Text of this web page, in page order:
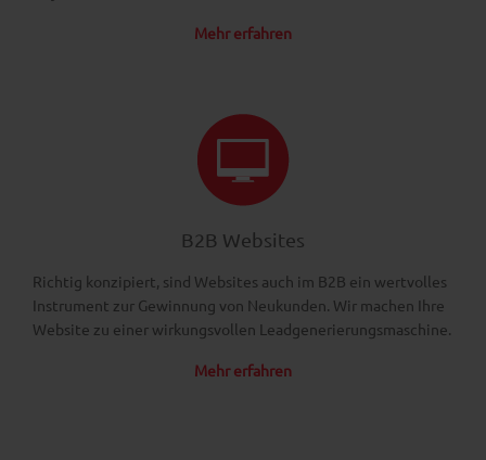
Mehr erfahren
B2B Websites
Richtig konzipiert, sind Websites auch im B2B ein wertvolles
Instrument zur Gewinnung von Neukunden. Wir machen Ihre
Website zu einer wirkungsvollen Leadgenerierungsmaschine.
Mehr erfahren